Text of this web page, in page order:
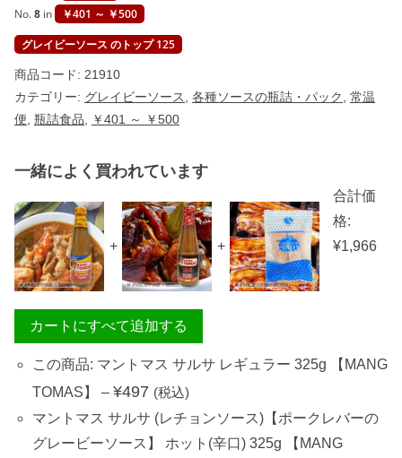
No.8 in
￥401 ～ ￥500
グレイビーソース のトップ 125
商品コード: 21910
カテゴリー: グレイビーソース 各種ソースの瓶詰・パック
常温
便 瓶詰食品 ￥401 ～ ￥500
一緒によく買われています
+ +
合計価
格:
¥1,966
カートにすべて追加する
この商品: マントマス サルサ レギュラー 325g 【MANG
TOMAS】 – ¥497 (税込)
マントマス サルサ (レチョンソース)【ポークレバーの
グレービーソース】 ホット(辛口) 325g 【MANG